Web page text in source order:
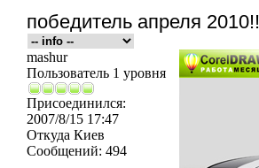
победитель апреля
mashur
Пользователь 1 уровня
Присоединился:
2007/8/15 17:47
Откуда Киев
Сообщений: 494